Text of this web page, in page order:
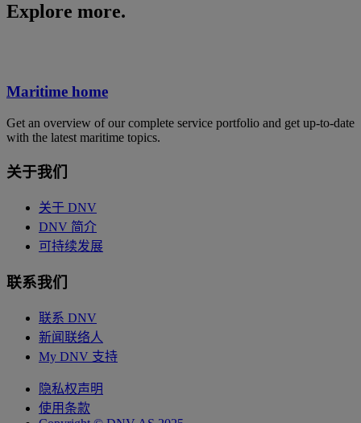
Explore more.
Maritime home
Get an overview of our complete service portfolio and get up-to-date
with the latest maritime topics.
关于我们
关于 DNV
DNV 简介
可持续发展
联系我们
联系 DNV
新闻联络人
My DNV 支持
隐私权声明
使用条款